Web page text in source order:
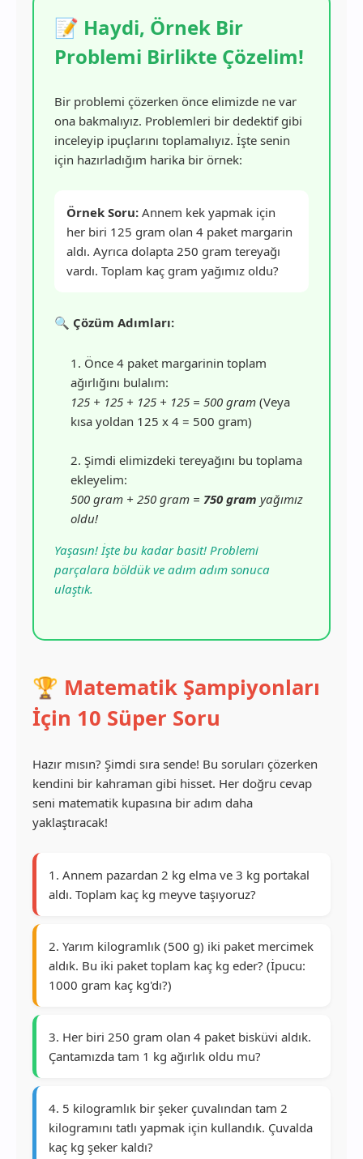
📝 Haydi, Örnek Bir
Problemi Birlikte Çözelim!
Bir problemi çözerken önce elimizde ne var
ona bakmalıyız. Problemleri bir dedektif gibi
inceleyip ipuçlarını toplamalıyız. İşte senin
için hazırladığım harika bir örnek:
Örnek Soru: Annem kek yapmak için
her biri 125 gram olan 4 paket margarin
aldı. Ayrıca dolapta 250 gram tereyağı
vardı. Toplam kaç gram yağımız oldu?
🔍 Çözüm Adımları:
1. Önce 4 paket margarinin toplam
ağırlığını bulalım:
125 + 125 + 125 + 125 = 500 gram (Veya
kısa yoldan 125 x 4 = 500 gram)
2. Şimdi elimizdeki tereyağını bu toplama
ekleyelim:
500 gram + 250 gram = 750 gram yağımız
oldu!
Yaşasın! İşte bu kadar basit! Problemi
parçalara böldük ve adım adım sonuca
ulaştık.
🏆 Matematik Şampiyonları
İçin 10 Süper Soru
Hazır mısın? Şimdi sıra sende! Bu soruları çözerken
kendini bir kahraman gibi hisset. Her doğru cevap
seni matematik kupasına bir adım daha
yaklaştıracak!
1. Annem pazardan 2 kg elma ve 3 kg portakal
aldı. Toplam kaç kg meyve taşıyoruz?
2. Yarım kilogramlık (500 g) iki paket mercimek
aldık. Bu iki paket toplam kaç kg eder? (İpucu:
1000 gram kaç kg'dı?)
3. Her biri 250 gram olan 4 paket bisküvi aldık.
Çantamızda tam 1 kg ağırlık oldu mu?
4. 5 kilogramlık bir şeker çuvalından tam 2
kilogramını tatlı yapmak için kullandık. Çuvalda
kaç kg şeker kaldı?